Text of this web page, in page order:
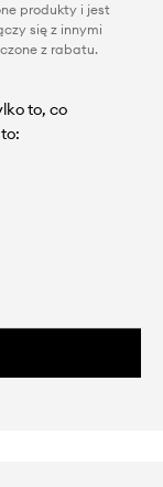
produkty i jest
się z innymi
z rabatu.
to, co